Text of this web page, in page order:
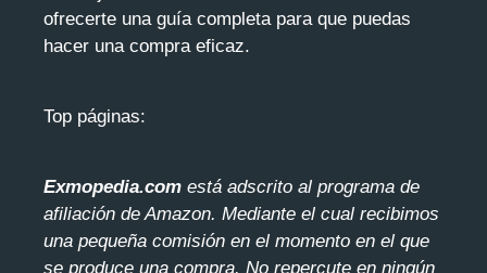
ofrecerte una guía completa para que puedas
hacer una compra eficaz.
Top páginas:
Exmopedia.com está adscrito al programa de
afiliación de Amazon. Mediante el cual recibimos
una pequeña comisión en el momento en el que
se produce una compra. No repercute en ningún